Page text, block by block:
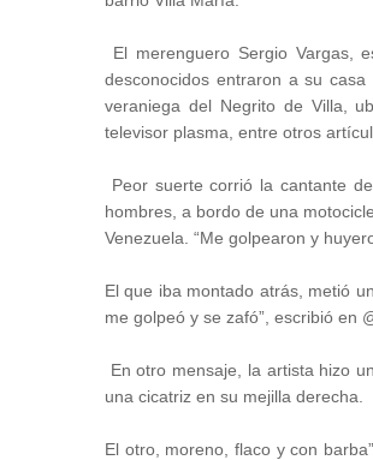
El merenguero Sergio Vargas,
desconocidos entraron a su
veraniega del Negrito de Villa,
televisor plasma, entre otros
Peor suerte corrió la cantante
hombres, a bordo de una
Venezuela. “Me golpearon y
El que iba montado atrás, metió
me golpeó y se zafó”, escribió en
En otro mensaje, la artista hizo
una cicatriz en su mejilla derecha.
El otro, moreno, flaco y con